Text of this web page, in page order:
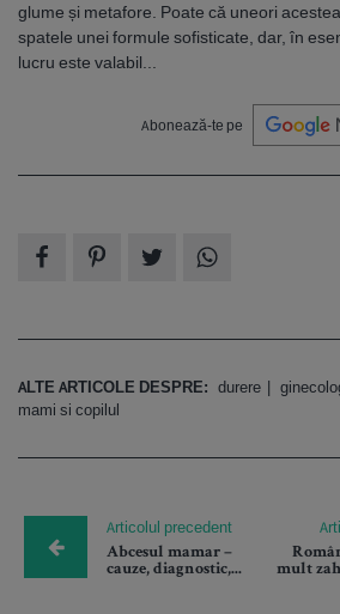
glume și metafore. Poate că uneori
spatele unei formule sofisticate, dar, în
lucru este valabil...
Abonează-te pe
ALTE ARTICOLE DESPRE: durere
mami si copilul
Articolul precedent
Abcesul mamar –
cauze, diagnostic,...
mult